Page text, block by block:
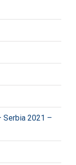
Serbia 2021 –